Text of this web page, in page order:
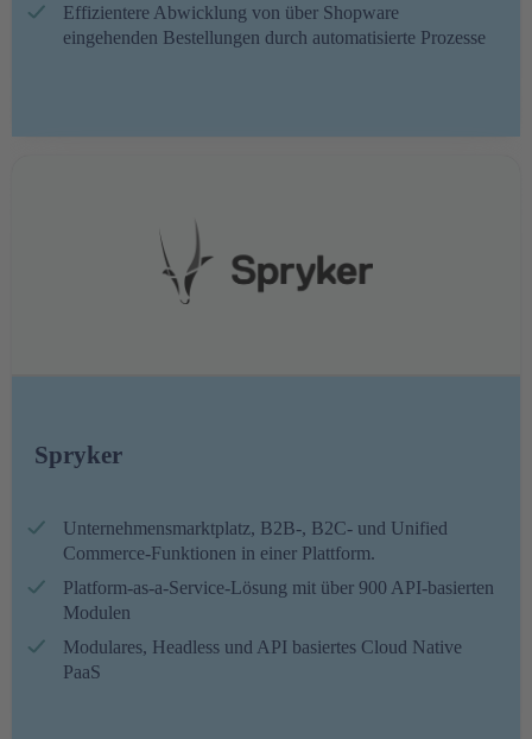
Effizientere Abwicklung von über Shopware
eingehenden Bestellungen durch automatisierte Prozesse
Spryker
Unternehmensmarktplatz, B2B-, B2C- und Unified
Commerce-Funktionen in einer Plattform.
Platform-as-a-Service-Lösung mit über 900 API-basierten
Modulen
Modulares, Headless und API basiertes Cloud Native
PaaS